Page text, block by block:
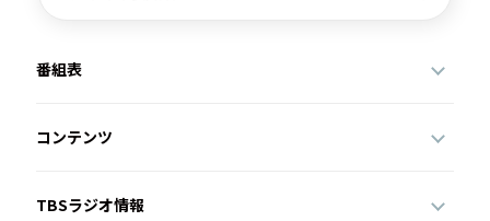
番組表
コンテンツ
TBSラジオ情報